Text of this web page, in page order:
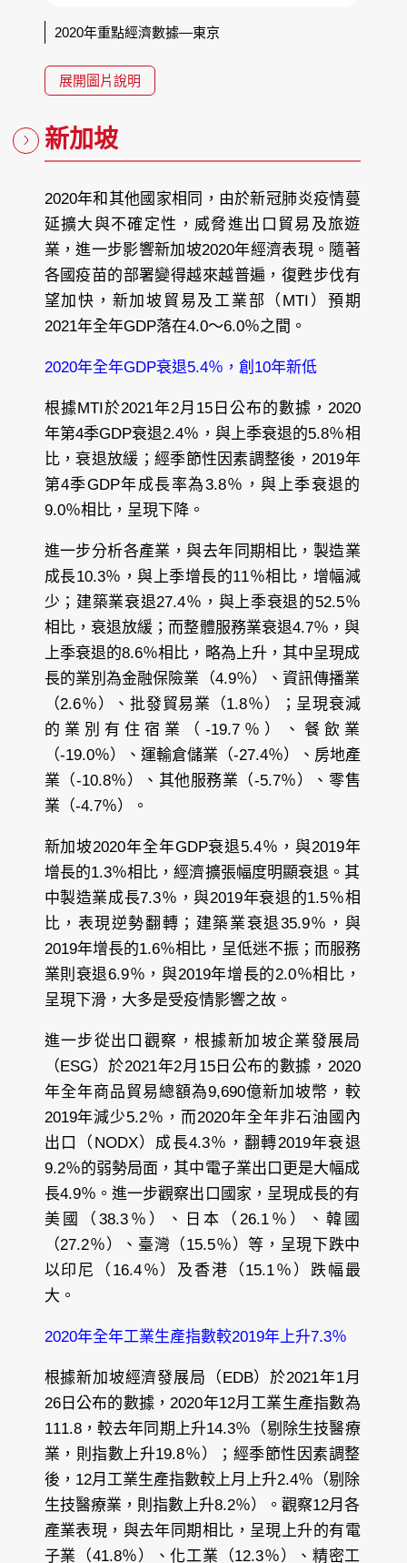
2020年重點經濟數據—東京
展開圖片說明
新加坡
2020年和其他國家相同，由於新冠肺炎疫情蔓
延擴大與不確定性，威脅進出口貿易及旅遊
業，進一步影響新加坡2020年經濟表現。隨著
各國疫苗的部署變得越來越普遍，復甦步伐有
望加快，新加坡貿易及工業部（MTI）預期
2021年全年GDP落在4.0～6.0％之間。
2020年全年GDP衰退5.4％，創10年新低
根據MTI於2021年2月15日公布的數據，2020
年第4季GDP衰退2.4％，與上季衰退的5.8％相
比，衰退放緩；經季節性因素調整後，2019年
第4季GDP年成長率為3.8％，與上季衰退的
9.0％相比，呈現下降。
進一步分析各產業，與去年同期相比，製造業
成長10.3％，與上季增長的11％相比，增幅減
少；建築業衰退27.4％，與上季衰退的52.5％
相比，衰退放緩；而整體服務業衰退4.7％，與
上季衰退的8.6％相比，略為上升，其中呈現成
長的業別為金融保險業（4.9％）、資訊傳播業
（2.6％）、批發貿易業（1.8％）；呈現衰減
的業別有住宿業（-19.7％）、餐飲業
（-19.0％）、運輸倉儲業（-27.4％）、房地產
業（-10.8％）、其他服務業（-5.7％）、零售
業（-4.7％）。
新加坡2020年全年GDP衰退5.4％，與2019年
增長的1.3％相比，經濟擴張幅度明顯衰退。其
中製造業成長7.3％，與2019年衰退的1.5％相
比，表現逆勢翻轉；建築業衰退35.9％，與
2019年增長的1.6％相比，呈低迷不振；而服務
業則衰退6.9％，與2019年增長的2.0％相比，
呈現下滑，大多是受疫情影響之故。
進一步從出口觀察，根據新加坡企業發展局
（ESG）於2021年2月15日公布的數據，2020
年全年商品貿易總額為9,690億新加坡幣，較
2019年減少5.2％，而2020年全年非石油國內
出口（NODX）成長4.3％，翻轉2019年衰退
9.2％的弱勢局面，其中電子業出口更是大幅成
長4.9％。進一步觀察出口國家，呈現成長的有
美國（38.3％）、日本（26.1％）、韓國
（27.2％）、臺灣（15.5％）等，呈現下跌中
以印尼（16.4％）及香港（15.1％）跌幅最
大。
2020年全年工業生產指數較2019年上升7.3％
根據新加坡經濟發展局（EDB）於2021年1月
26日公布的數據，2020年12月工業生產指數為
111.8，較去年同期上升14.3％（剔除生技醫療
業，則指數上升19.8％）；經季節性因素調整
後，12月工業生產指數較上月上升2.4％（剔除
生技醫療業，則指數上升8.2％）。觀察12月各
產業表現，與去年同期相比，呈現上升的有電
子業（41.8％）、化工業（12.3％）、精密工